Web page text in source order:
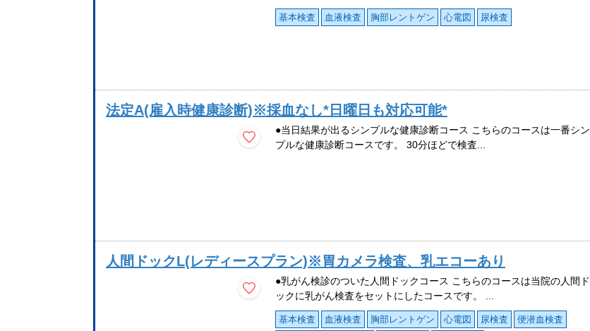
基本検査 血液検査 胸部レントゲン 心電図 尿検査
法定A(雇入時健康診断)※採血なし*日曜日も対応可能*
●当日結果が出るシンプルな健康診断コース こちらのコースは一番シン
プルな健康診断コースです。 30分ほどで検査...
人間ドックL(レディースプラン)※胃カメラ検査、乳エコーあり
●乳がん検診のついた人間ドックコース こちらのコースは当院の人間ド
ックに乳がん検査をセットにしたコースです。 ...
基本検査 血液検査 胸部レントゲン 心電図 尿検査
便潜血検査